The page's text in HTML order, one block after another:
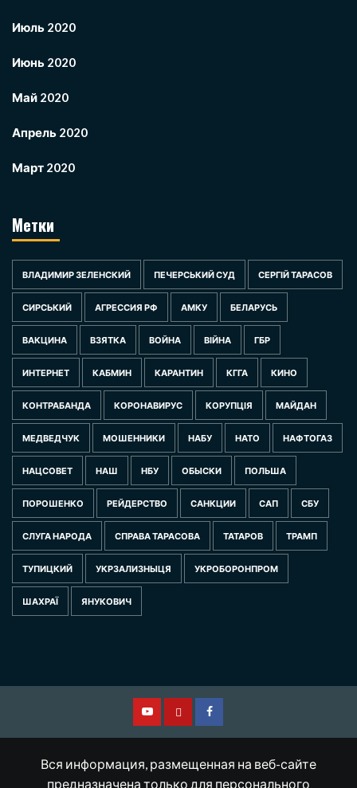
Июль 2020
Июнь 2020
Май 2020
Апрель 2020
Март 2020
Метки
ВЛАДИМИР ЗЕЛЕНСКИЙ ПЕЧЕРСЬКИЙ СУД СЕРГІЙ ТАРАСОВ
СИРСЬКИЙ АГРЕССИЯ РФ АМКУ БЕЛАРУСЬ
ВАКЦИНА ВЗЯТКА ВОЙНА ВІЙНА ГБР
ИНТЕРНЕТ КАБМИН КАРАНТИН КГГА КИНО
КОНТРАБАНДА КОРОНАВИРУС КОРУПЦІЯ МАЙДАН
МЕДВЕДЧУК МОШЕННИКИ НАБУ НАТО НАФТОГАЗ
НАЦСОВЕТ НАШ НБУ ОБЫСКИ ПОЛЬША
ПОРОШЕНКО РЕЙДЕРСТВО САНКЦИИ САП СБУ
СЛУГА НАРОДА СПРАВА ТАРАСОВА ТАТАРОВ ТРАМП
ТУПИЦКИЙ УКРЗАЛИЗНЫЦЯ УКРОБОРОНПРОМ
ШАХРАЇ ЯНУКОВИЧ
СмотритеДругаяFacebook
Вся информация, размещенная на веб-сайте
предназначена только для персонального